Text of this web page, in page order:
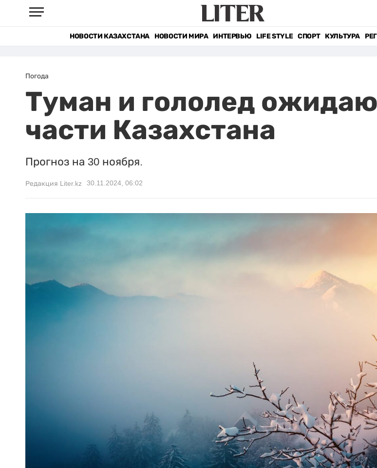
НОВОСТИ КАЗАХСТАНА НОВОСТИ МИРА ИНТЕРВЬЮ LIFE STYLE СПОРТ КУЛЬТУРА
Погода
Туман и гололед
части Казахстана
Прогноз на 30 ноября.
Редакция Liter.kz 30.11.2024, 06:02